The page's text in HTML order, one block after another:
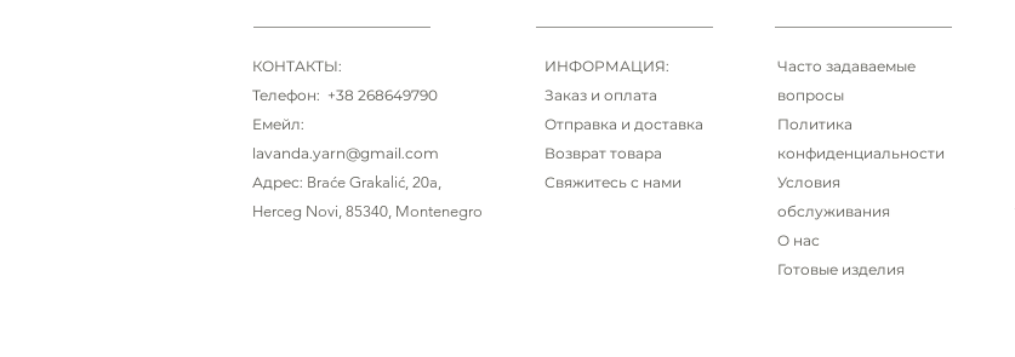
КОНТАКТЫ:
Телефон: +38 268649790
Емейл:
lavanda.yarn@gmail.com
Адрес: Braće Grakalić , 20a,
Herceg Novi, 85340 , Montenegro
ИНФОРМАЦИЯ:
Заказ и оплата
Отправка и доставка
Возврат товара
Свяжитесь с нами
Часто задаваемые
вопросы
Политика
конфиденциальности
Условия
обслуживания
О нас
Готовые изделия